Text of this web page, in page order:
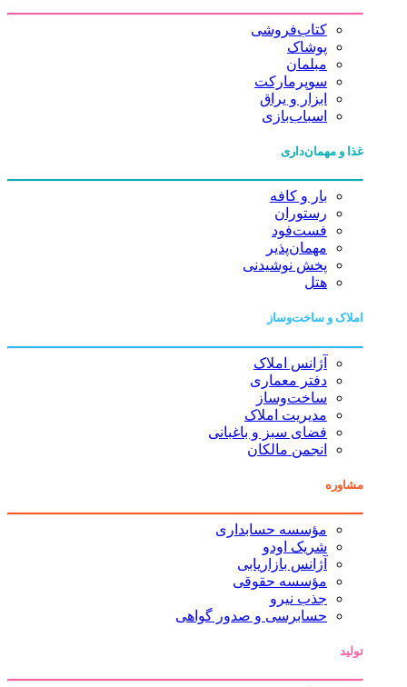
کتاب‌فروشی
پوشاک
مبلمان
سوپرمارکت
ابزار و یراق
اسباب‌بازی
غذا و مهمان‌داری
بار و کافه
رستوران
فست‌فود
مهمان‌پذیر
پخش نوشیدنی
هتل
املاک و ساخت‌وساز
آژانس املاک
دفتر معماری
ساخت‌وساز
مدیریت املاک
فضای سبز و باغبانی
انجمن مالکان
مشاوره
مؤسسه حسابداری
شریک اودو
آژانس بازاریابی
مؤسسه حقوقی
جذب نیرو
حسابرسی و صدور گواهی
تولید